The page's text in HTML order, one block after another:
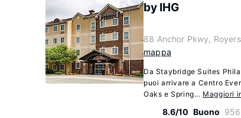
by IHG
88 Anchor Pkwy,
mappa
Da Staybridge Suites
puoi arrivare a Centro
Oaks e Spring... Maggiori
8.6/10 Buono